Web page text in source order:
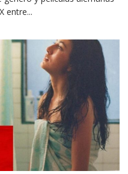
entre...